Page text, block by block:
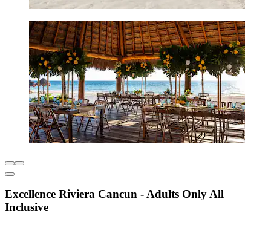
Excellence Riviera Cancun - Adults Only All
Inclusive